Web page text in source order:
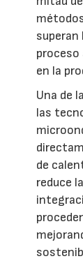
superan
proceso
en la
Una de
las
de
reduce